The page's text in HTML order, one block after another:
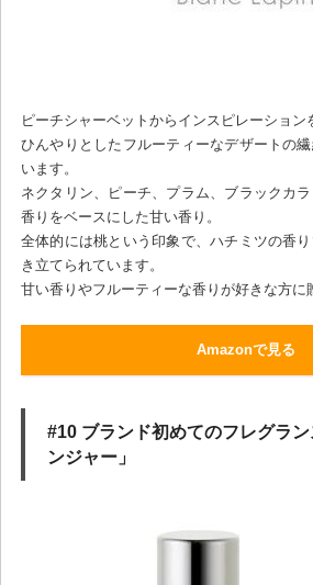
ピーチシャーベットからインスピレーション
ひんやりとしたフルーティーなデザートの
います。
ネクタリン、ピーチ、プラム、ブラックカ
香りをベースにした甘い香り。
全体的には桃という印象で、ハチミツの香
き立てられています。
甘い香りやフルーティーな香りが好きな方に
Amazonで見る
#10 ブランド初めてのフレグラ
ンジャー」